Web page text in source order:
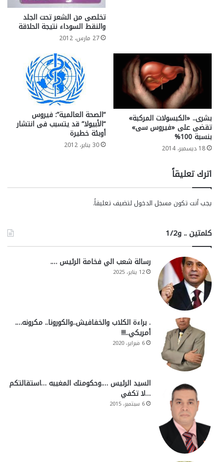
تخلصى من الشعر تحت الجلد
والنقط السوداء نتيجة الحلاقة
27 مارس، 2012
بشرى.. «الكبسولات المركبة»
تقضى على «فيروس سى»
بنسبة 100%
18 ديسمبر، 2014
“الصحة العالمية”: فيروس
“الأبيولا” قد يتسبب فى انتشار
أوبئة خطيرة
30 يناير، 2012
اترك تعليقاً
يجب أنت تكون مسجل الدخول لتضيف تعليقاً.
كلمتين .. و1/2
رسالة شعب الي فخامة الرئيس ….
12 يناير، 2025
. براءة الكلاب والخفافيش..والكورونا.. مكرونه….
أمريكي..!!!
6 فبراير، 2020
السيد الرئيس ….وحكومتك المغيبه …استقالتكم
…لا تكفي
6 سبتمبر، 2015